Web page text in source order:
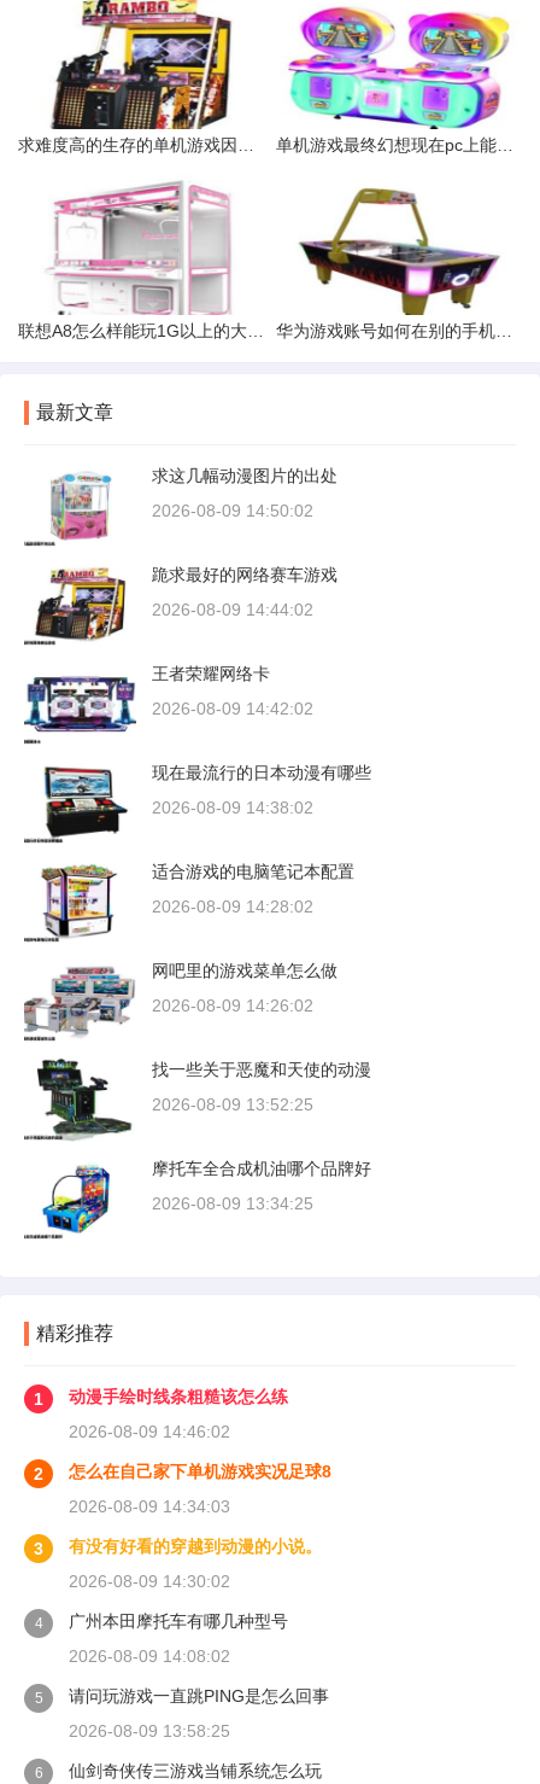
最新文章
求这几幅动漫图片的出处
2026-08-09 14:50:02
跪求最好的网络赛车游戏
2026-08-09 14:44:02
王者荣耀网络卡
2026-08-09 14:42:02
现在最流行的日本动漫有哪些
2026-08-09 14:38:02
适合游戏的电脑笔记本配置
2026-08-09 14:28:02
网吧里的游戏菜单怎么做
2026-08-09 14:26:02
找一些关于恶魔和天使的动漫
2026-08-09 13:52:25
摩托车全合成机油哪个品牌好
2026-08-09 13:34:25
精彩推荐
1
动漫手绘时线条粗糙该怎么练
2026-08-09 14:46:02
2
怎么在自己家下单机游戏实况足球8
2026-08-09 14:34:03
3
有没有好看的穿越到动漫的小说。
2026-08-09 14:30:02
4
广州本田摩托车有哪几种型号
2026-08-09 14:08:02
5
请问玩游戏一直跳PING是怎么回事
2026-08-09 13:58:25
6 仙剑奇侠传三游戏当铺系统怎么玩